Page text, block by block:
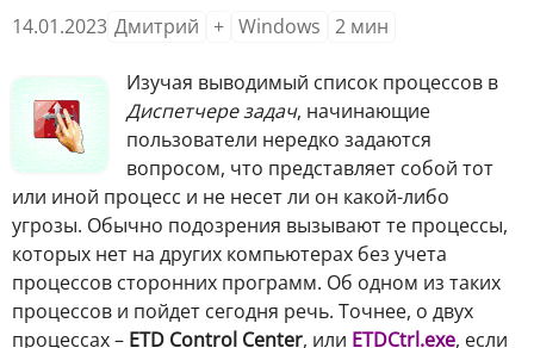
14.01.2023 Дмитрий + Windows 2 мин
Изучая выводимый список процессов в
Диспетчере задач, начинающие
пользователи нередко задаются
вопросом, что представляет собой тот
или иной процесс и не несет ли он какой-либо
угрозы. Обычно подозрения вызывают те процессы,
которых нет на других компьютерах без учета
процессов сторонних программ. Об одном из таких
процессов и пойдет сегодня речь. Точнее, о двух
процессах – ETD Control Center, или ETDCtrl.exe, если